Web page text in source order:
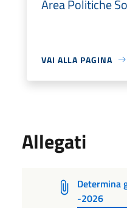
Area Politiche
VAI ALLA PAGINA
Allegati
Determina
-2026